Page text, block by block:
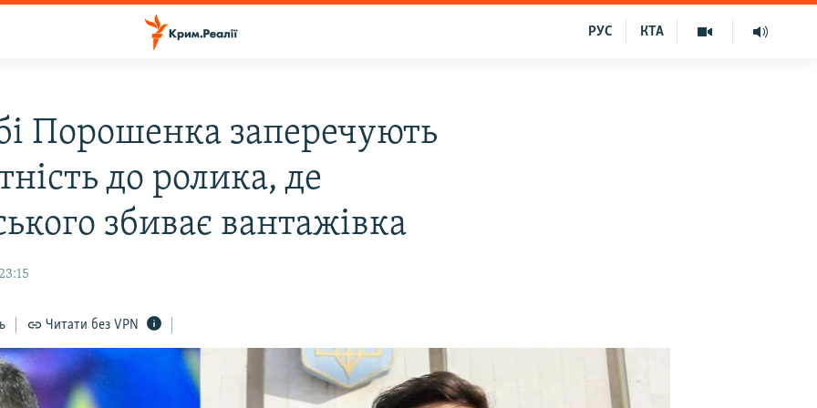
КТА
РУС
Порошенка заперечують
до ролика, де
збиває вантажівка
Читати без VPN